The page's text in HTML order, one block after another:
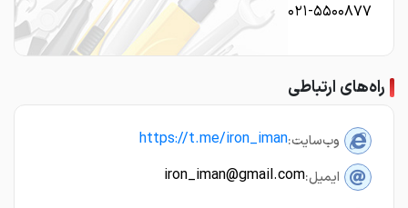
۰۲۱-۵۵۰۰۸۷۷
راه‌های ارتباطی
وب‌سایت:https://t.me/iron_iman
ایمیل:iron_iman@gmail.com